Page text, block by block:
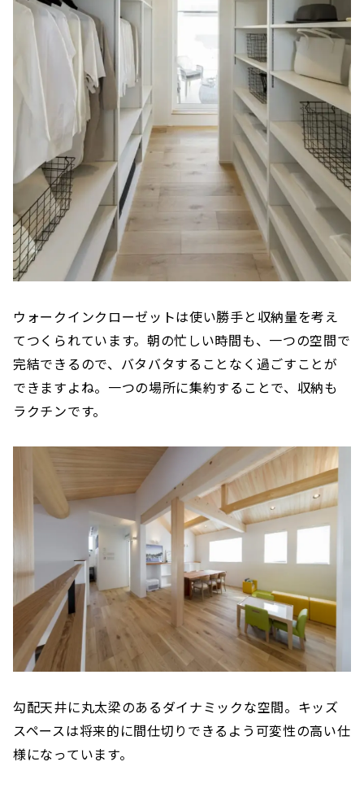
ウォークインクローゼットは使い勝手と収納量を考え
てつくられています。朝の忙しい時間も、一つの空間で
完結できるので、バタバタすることなく過ごすことが
できますよね。一つの場所に集約することで、収納も
ラクチンです。
勾配天井に丸太梁のあるダイナミックな空間。キッズ
スペースは将来的に間仕切りできるよう可変性の高い仕
様になっています。